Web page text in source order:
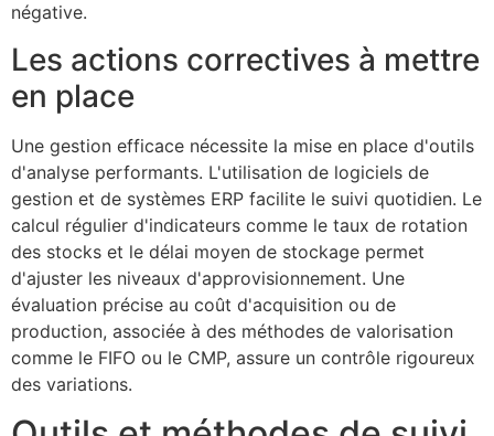
négative.
Les actions correctives à mettre
en place
Une gestion efficace nécessite la mise en place d'outils
d'analyse performants. L'utilisation de logiciels de
gestion et de systèmes ERP facilite le suivi quotidien. Le
calcul régulier d'indicateurs comme le taux de rotation
des stocks et le délai moyen de stockage permet
d'ajuster les niveaux d'approvisionnement. Une
évaluation précise au coût d'acquisition ou de
production, associée à des méthodes de valorisation
comme le FIFO ou le CMP, assure un contrôle rigoureux
des variations.